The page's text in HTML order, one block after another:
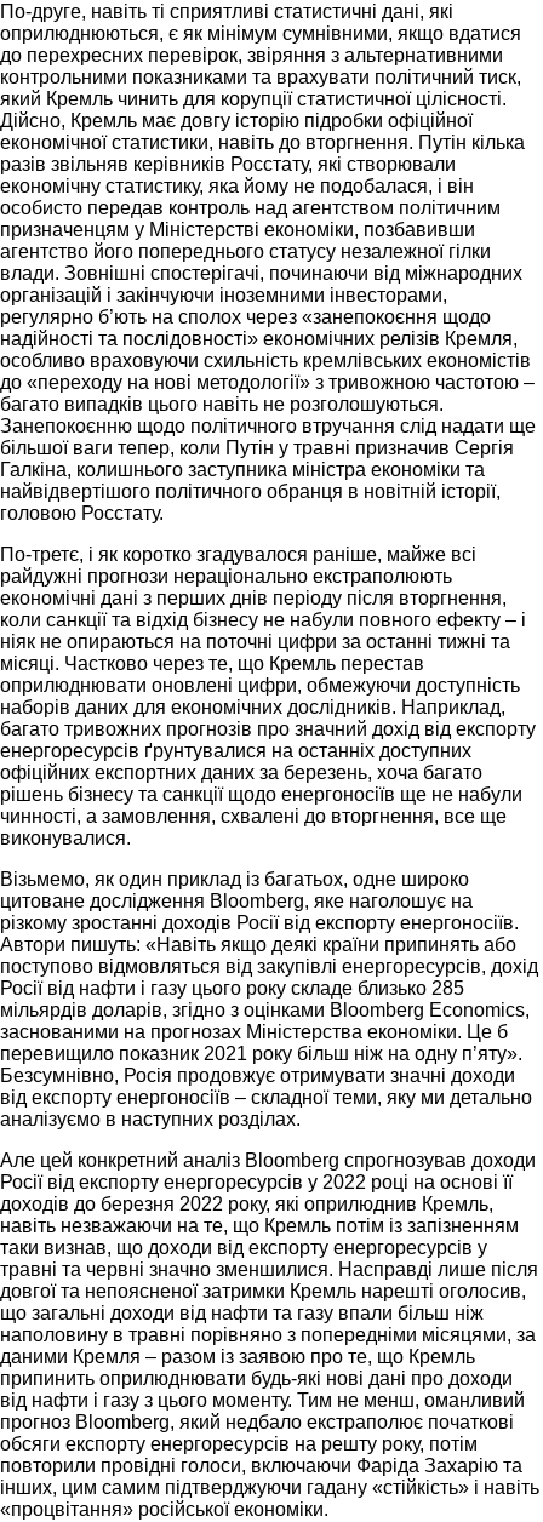
По-друге, навіть ті сприятливі статистичні дані, які
оприлюднюються, є як мінімум сумнівними, якщо вдатися
до перехресних перевірок, звіряння з альтернативними
контрольними показниками та врахувати політичний тиск,
який Кремль чинить для корупції статистичної цілісності.
Дійсно, Кремль має довгу історію підробки офіційної
економічної статистики, навіть до вторгнення. Путін кілька
разів звільняв керівників Росстату, які створювали
економічну статистику, яка йому не подобалася, і він
особисто передав контроль над агентством політичним
призначенцям у Міністерстві економіки, позбавивши
агентство його попереднього статусу незалежної гілки
влади. Зовнішні спостерігачі, починаючи від міжнародних
організацій і закінчуючи іноземними інвесторами,
регулярно б’ють на сполох через «занепокоєння щодо
надійності та послідовності» економічних релізів Кремля,
особливо враховуючи схильність кремлівських економістів
до «переходу на нові методології» з тривожною частотою –
багато випадків цього навіть не розголошуються.
Занепокоєнню щодо політичного втручання слід надати ще
більшої ваги тепер, коли Путін у травні призначив Сергія
Галкіна, колишнього заступника міністра економіки та
найвідвертішого політичного обранця в новітній історії,
головою Росстату.
По-третє, і як коротко згадувалося раніше, майже всі
райдужні прогнози нераціонально екстраполюють
економічні дані з перших днів періоду після вторгнення,
коли санкції та відхід бізнесу не набули повного ефекту – і
ніяк не опираються на поточні цифри за останні тижні та
місяці. Частково через те, що Кремль перестав
оприлюднювати оновлені цифри, обмежуючи доступність
наборів даних для економічних дослідників. Наприклад,
багато тривожних прогнозів про значний дохід від експорту
енергоресурсів ґрунтувалися на останніх доступних
офіційних експортних даних за березень, хоча багато
рішень бізнесу та санкції щодо енергоносіїв ще не набули
чинності, а замовлення, схвалені до вторгнення, все ще
виконувалися.
Візьмемо, як один приклад із багатьох, одне широко
цитоване дослідження Bloomberg, яке наголошує на
різкому зростанні доходів Росії від експорту енергоносіїв.
Автори пишуть: «Навіть якщо деякі країни припинять або
поступово відмовляться від закупівлі енергоресурсів, дохід
Росії від нафти і газу цього року складе близько 285
мільярдів доларів, згідно з оцінками Bloomberg Economics,
заснованими на прогнозах Міністерства економіки. Це б
перевищило показник 2021 року більш ніж на одну п’яту».
Безсумнівно, Росія продовжує отримувати значні доходи
від експорту енергоносіїв – складної теми, яку ми детально
аналізуємо в наступних розділах.
Але цей конкретний аналіз Bloomberg спрогнозував доходи
Росії від експорту енергоресурсів у 2022 році на основі її
доходів до березня 2022 року, які оприлюднив Кремль,
навіть незважаючи на те, що Кремль потім із запізненням
таки визнав, що доходи від експорту енергоресурсів у
травні та червні значно зменшилися. Насправді лише після
довгої та непоясненої затримки Кремль нарешті оголосив,
що загальні доходи від нафти та газу впали більш ніж
наполовину в травні порівняно з попередніми місяцями, за
даними Кремля – разом із заявою про те, що Кремль
припинить оприлюднювати будь-які нові дані про доходи
від нафти і газу з цього моменту. Тим не менш, оманливий
прогноз Bloomberg, який недбало екстраполює початкові
обсяги експорту енергоресурсів на решту року, потім
повторили провідні голоси, включаючи Фаріда Захарію та
інших, цим самим підтверджуючи гадану «стійкість» і навіть
«процвітання» російської економіки.